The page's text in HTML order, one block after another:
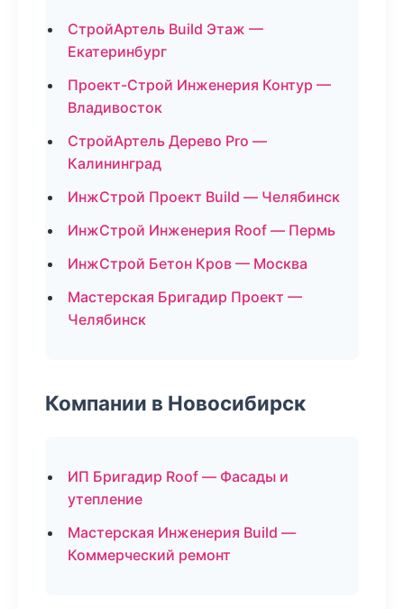
СтройАртель Build Этаж —
Екатеринбург
Проект-Строй Инженерия Контур —
Владивосток
СтройАртель Дерево Pro —
Калининград
ИнжСтрой Проект Build — Челябинск
ИнжСтрой Инженерия Roof — Пермь
ИнжСтрой Бетон Кров — Москва
Мастерская Бригадир Проект —
Челябинск
Компании в Новосибирск
ИП Бригадир Roof — Фасады и
утепление
Мастерская Инженерия Build —
Коммерческий ремонт